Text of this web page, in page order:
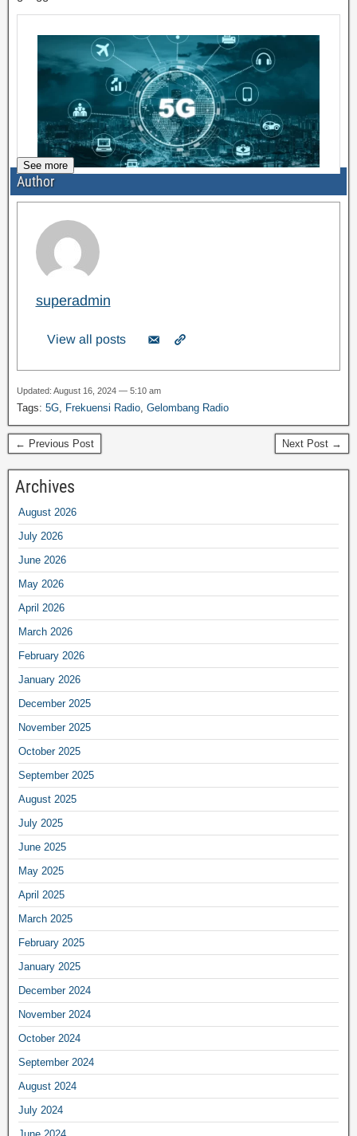
See more
Author
superadmin
View all posts
Updated: August 16, 2024 — 5:10 am
Tags: 5G Frekuensi Radio Gelombang Radio
← Previous Post Next Post →
Archives
August 2026
July 2026
June 2026
May 2026
April 2026
March 2026
February 2026
January 2026
December 2025
November 2025
October 2025
September 2025
August 2025
July 2025
June 2025
May 2025
April 2025
March 2025
February 2025
January 2025
December 2024
November 2024
October 2024
September 2024
August 2024
July 2024